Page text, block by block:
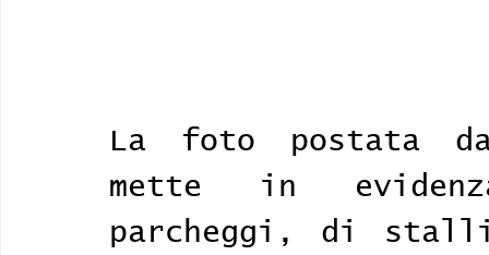
La foto postata
mette in
parcheggi, di